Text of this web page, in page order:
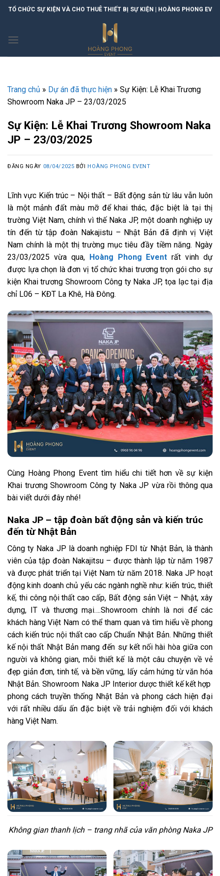
Skip VÀ CHO THUÊ THIẾT BỊ SỰ KIỆN | HOÀNG PHONG EVENT
Trang chủ » Dự án đã thực hiện » Sự Kiện: Lễ Khai Trương
Showroom Naka JP – 23/03/2025
Sự Kiện: Lễ Khai Trương Showroom Naka
JP – 23/03/2025
ĐĂNG NGÀY 08/04/2025 BỞI HOÀNG PHONG EVENT
Lĩnh vực Kiến trúc – Nội thất – Bất động sản từ lâu vẫn luôn
là một mảnh đất màu mỡ để khai thác, đặc biệt là tại thị
trường Việt Nam, chính vì thế Naka JP, một doanh nghiệp uy
tín đến từ tập đoàn Nakajistu – Nhật Bản đã định vị Việt
Nam chính là một thị trường mục tiêu đầy tiềm năng. Ngày
23/03/2025 vừa qua, Hoàng Phong Event rất vinh dự
được lựa chọn là đơn vị tổ chức khai trương trọn gói cho sự
kiện Khai trương Showroom Công ty Naka JP, tọa lạc tại địa
chỉ L06 – KĐT La Khê, Hà Đông.
Cùng Hoàng Phong Event tìm hiểu chi tiết hơn về sự kiện
Khai trương Showroom Công ty Naka JP vừa rồi thông qua
bài viết dưới đây nhé!
Naka JP – tập đoàn bất động sản và kiến trúc
đến từ Nhật Bản
Công ty Naka JP là doanh nghiệp FDI từ Nhật Bản, là thành
viên của tập đoàn Nakajitsu – được thành lập từ năm 1987
và được phát triển tại Việt Nam từ năm 2018. Naka JP hoạt
động kinh doanh chủ yếu các ngành nghề như: kiến trúc, thiết
kế, thi công nội thất cao cấp, Bất động sản Việt – Nhật, xây
dựng, IT và thương mại….Showroom chính là nơi để các
khách hàng Việt Nam có thể tham quan và tìm hiểu về phong
cách kiến trúc nội thất cao cấp Chuẩn Nhật Bản. Những thiết
kế nội thất Nhật Bản mang đến sự kết nối hài hòa giữa con
người và không gian, mỗi thiết kế là một câu chuyện về vẻ
đẹp giản đơn, tinh tế, và bền vững, lấy cảm hứng từ văn hóa
Nhật Bản. Showroom Naka JP Interior dược thiết kế kết hợp
phong cách truyền thống Nhật Bản và phong cách hiện đại
với rất nhiều dấu ấn đặc biệt về trải nghiệm đối với khách
hàng Việt Nam.
Không gian thanh lịch – trang nhã của văn phòng Naka JP